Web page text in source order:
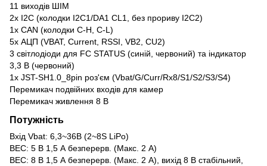
11 виходів ШІМ
2x I2C (колодки I2C1/DA1 CL1, без прориву I2C2)
1x CAN (колодки C-H, C-L)
5x АЦП (VBAT, Current, RSSI, VB2, CU2)
3 світлодіоди для FC STATUS (синій, червоний) та індикатор
3,3 В (червоний)
1x JST-SH1.0_8pin роз'єм (Vbat/G/Curr/Rx8/S1/S2/S3/S4)
Перемикач подвійних входів для камер
Перемикач живлення 8 В
Потужність
Вхід Vbat: 6,3~36В (2~8S LiPo)
BEC: 5 В 1,5 А безперерв. (Макс. 2 A)
BEC: 8 В 1,5 А безперерв. (Макс. 2 A), вихід 8 В стабільний,